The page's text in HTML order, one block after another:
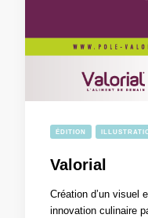
ÉDITION
Valorial
Création d’un visuel
innovation culinaire